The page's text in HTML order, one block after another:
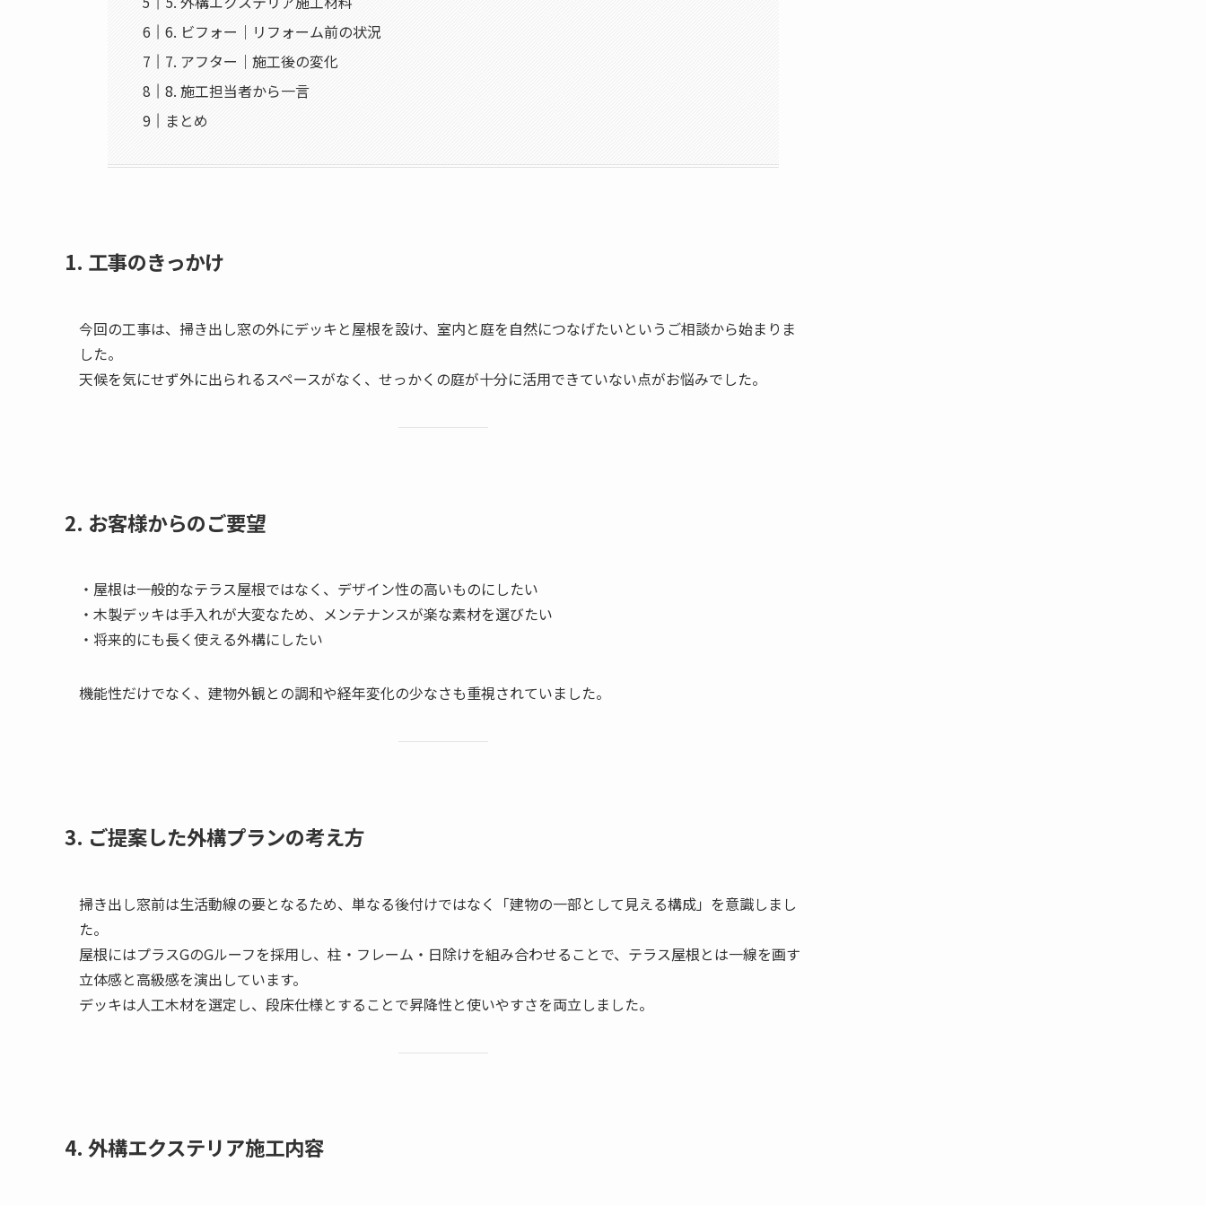
6. ビフォー｜リフォーム前の状況
7. アフター｜施工後の変化
8. 施工担当者から一言
まとめ
1. 工事のきっかけ
今回の工事は、掃き出し窓の外にデッキと屋根を設け、室内と庭を自然につなげたいというご相談から始まりま
した。
天候を気にせず外に出られるスペースがなく、せっかくの庭が十分に活用できていない点がお悩みでした。
2. お客様からのご要望
・屋根は一般的なテラス屋根ではなく、デザイン性の高いものにしたい
・木製デッキは手入れが大変なため、メンテナンスが楽な素材を選びたい
・将来的にも長く使える外構にしたい
機能性だけでなく、建物外観との調和や経年変化の少なさも重視されていました。
3. ご提案した外構プランの考え方
掃き出し窓前は生活動線の要となるため、単なる後付けではなく「建物の一部として見える構成」を意識しまし
た。
屋根にはプラスGのGルーフを採用し、柱・フレーム・日除けを組み合わせることで、テラス屋根とは一線を画す
立体感と高級感を演出しています。
デッキは人工木材を選定し、段床仕様とすることで昇降性と使いやすさを両立しました。
4. 外構エクステリア施工内容